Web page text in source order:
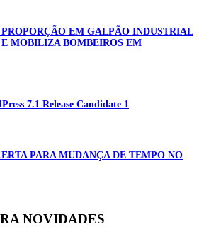
EM GALPÃO INDUSTRIAL
E MOBILIZA BOMBEIROS EM
7.1 Release Candidate 1
PARA MUDANÇA DE TEMPO NO
NOVIDADES